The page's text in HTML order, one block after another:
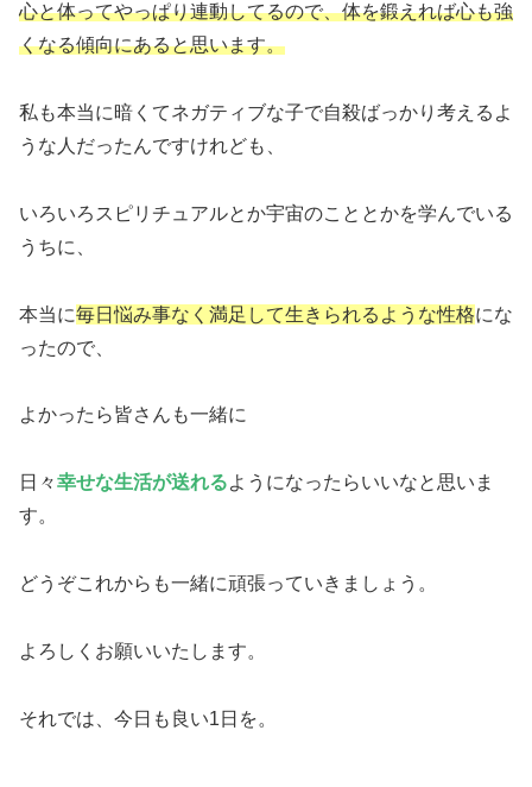
心と体ってやっぱり連動してるので、体を鍛えれば心も強
くなる傾向にあると思います。
私も本当に暗くてネガティブな子で自殺ばっかり考えるよ
うな人だったんですけれども、
いろいろスピリチュアルとか宇宙のこととかを学んでいる
うちに、
本当に毎日悩み事なく満足して生きられるような性格にな
ったので、
よかったら皆さんも一緒に
日々幸せな生活が送れるようになったらいいなと思いま
す。
どうぞこれからも一緒に頑張っていきましょう。
よろしくお願いいたします。
それでは、今日も良い1日を。